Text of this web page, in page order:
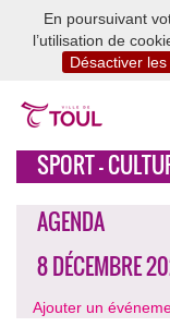
En poursuivant
l’utilisation de
Désactiver
SPORT -
AGENDA
8 DÉCEMBRE
Ajouter un